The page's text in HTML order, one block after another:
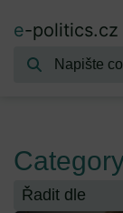
e-politics.cz